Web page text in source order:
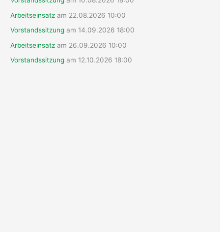
n
a
Arbeitseinsatz am 22.08.2026 10:00
Vorstandssitzung am 14.09.2026 18:00
Arbeitseinsatz am 26.09.2026 10:00
Vorstandssitzung am 12.10.2026 18:00